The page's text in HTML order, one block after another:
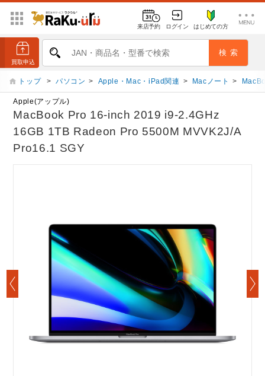
来店予約 ログイン はじめての方
トップ > パソコン > Apple・Mac・iPad関連 > Macノート >
Apple(アップル)
MacBook Pro 16-inch 2019 i9-2.4GHz
16GB 1TB Radeon Pro 5500M MVVK2J/A
Pro16.1 SGY